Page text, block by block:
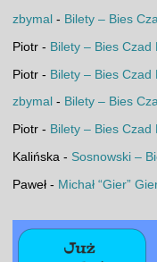
zbymal - Bilety – Bies
Piotr- Bilety – Bies Czad
Piotr- Bilety – Bies Czad
zbymal - Bilety – Bies
Piotr- Bilety – Bies Czad
Kalińska - Sosnowski –
Paweł- Michał “Gier”